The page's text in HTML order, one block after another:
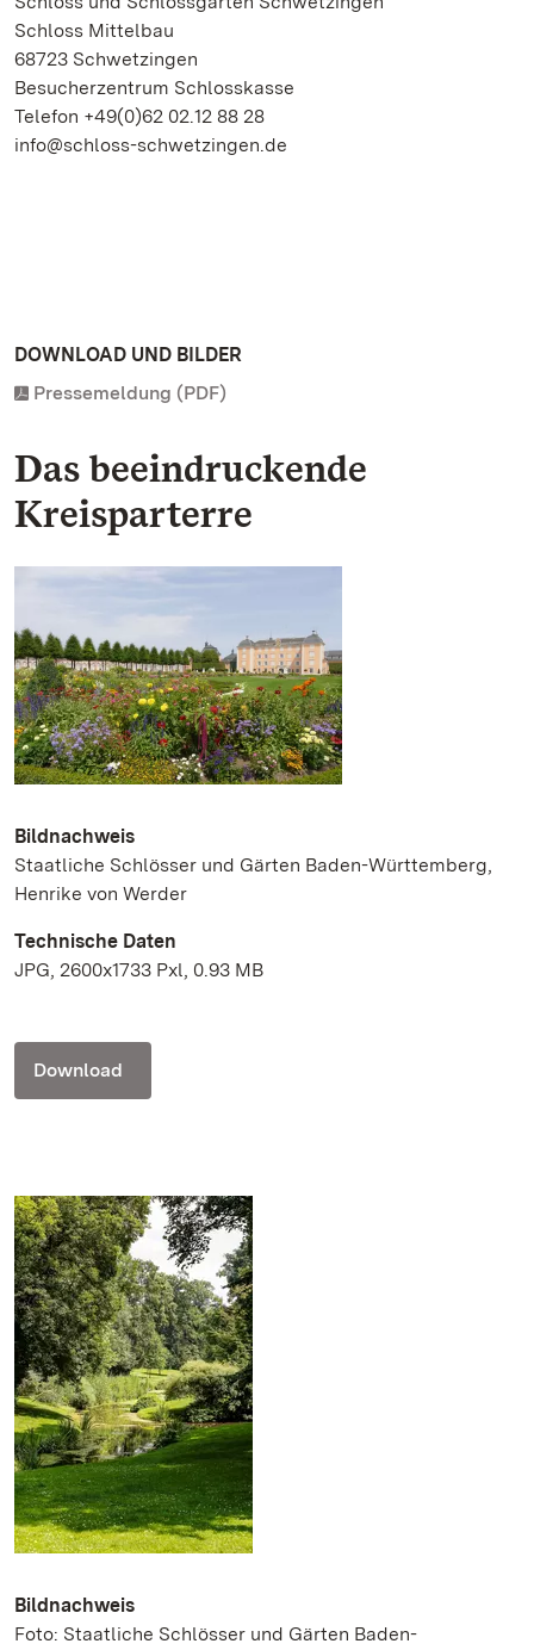
Schloss Mittelbau
68723 Schwetzingen
Besucherzentrum Schlosskasse
Telefon +49(0)62 02.12 88 28
info@schloss-schwetzingen.de
DOWNLOAD UND BILDER
Pressemeldung (PDF)
Das beeindruckende
Kreisparterre
Bildnachweis
Staatliche Schlösser und Gärten Baden-Württemberg,
Henrike von Werder
Technische Daten
JPG, 2600x1733 Pxl, 0.93 MB
Download
Bildnachweis
Foto: Staatliche Schlösser und Gärten Baden-